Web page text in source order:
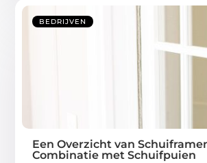
BEDRIJVEN
Een Overzicht van
Combinatie met Schuifpuien